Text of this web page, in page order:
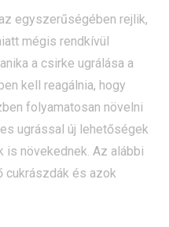
egyszerűségében rejlik,
mégis rendkívül
a csirke ugrálása a
kell reagálnia, hogy
folyamatosan növelni
ugrással új lehetőségek
is növekednek. Az alábbi
cukrászdák és azok